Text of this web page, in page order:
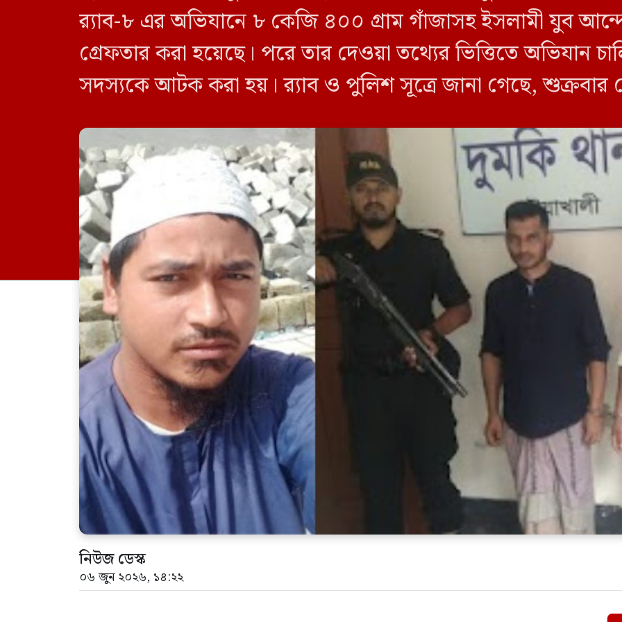
র‍্যাব-৮ এর অভিযানে ৮ কেজি ৪০০ গ্রাম গাঁজাসহ ইসলামী যুব
গ্রেফতার করা হয়েছে। পরে তার দেওয়া তথ্যের ভিত্তিতে অভিযান
সদস্যকে আটক করা হয়। র‍্যাব ও পুলিশ সূত্রে জানা গেছে, শুক্রবার
নিউজ ডেস্ক
০৬ জুন ২০২৬, ১৪:২২